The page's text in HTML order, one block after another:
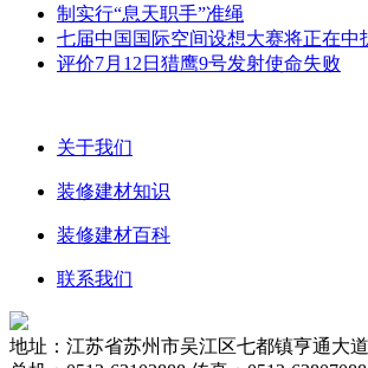
制实行“息天职手”准绳
七届中国国际空间设想大赛将正在中
评价7月12日猎鹰9号发射使命失败
关于我们
装修建材知识
装修建材百科
联系我们
地址：江苏省苏州市吴江区七都镇亨通大